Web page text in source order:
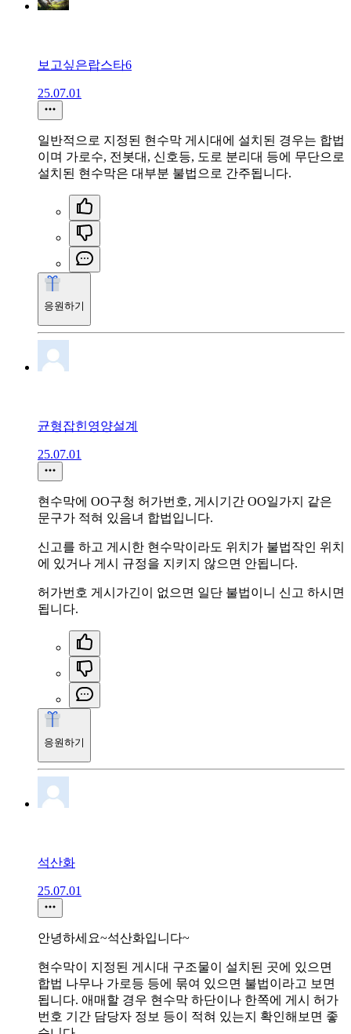
보고싶은랍스타6
25.07.01
일반적으로 지정된 현수막 게시대에 설치된 경우는 합법
이며 가로수, 전봇대, 신호등, 도로 분리대 등에 무단으로
설치된 현수막은 대부분 불법으로 간주됩니다.
응원하기
균형잡힌영양설계
25.07.01
현수막에 OO구청 허가번호, 게시기간 OO일가지 같은
문구가 적혀 있음녀 합법입니다.
신고를 하고 게시한 현수막이라도 위치가 불법작인 위치
에 있거나 게시 규정을 지키지 않으면 안됩니다.
허가번호 게시가긴이 없으면 일단 불법이니 신고 하시면
됩니다.
응원하기
석산화
25.07.01
안녕하세요~석산화입니다~
현수막이 지정된 게시대 구조물이 설치된 곳에 있으면
합법 나무나 가로등 등에 묶여 있으면 불법이라고 보면
됩니다. 애매할 경우 현수막 하단이나 한쪽에 게시 허가
번호 기간 담당자 정보 등이 적혀 있는지 확인해보면 좋